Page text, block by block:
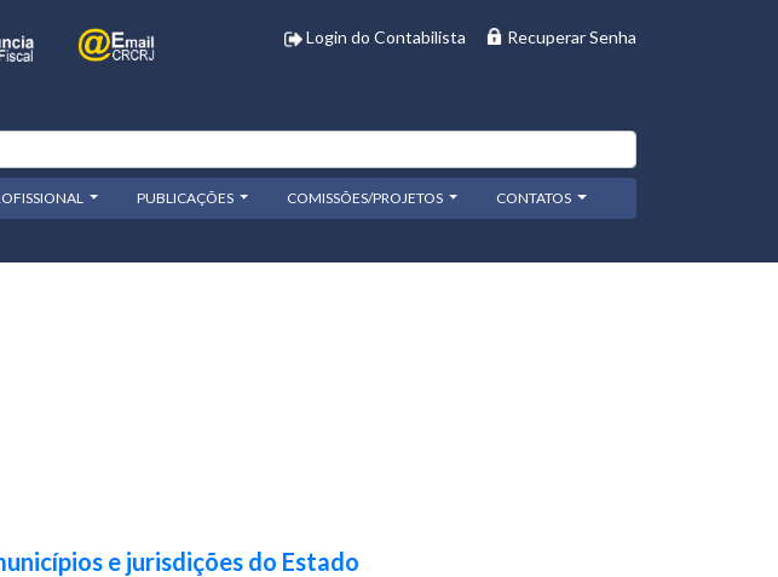
Login do Contabilista Recuperar Senha
PUBLICAÇÕES COMISSÕES/PROJETOS CONTATOS
e jurisdições do Estado